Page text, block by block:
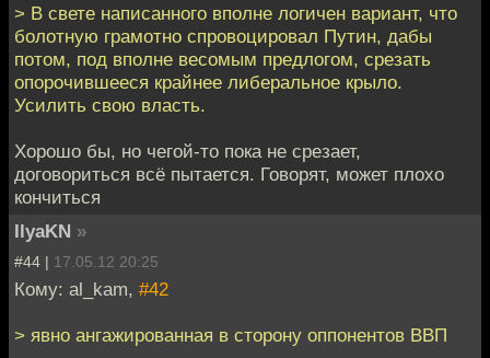
> В свете написанного вполне логичен вариант, что
болотную грамотно спровоцировал Путин, дабы
потом, под вполне весомым предлогом, срезать
опорочившееся крайнее либеральное крыло.
Усилить свою власть.
Хорошо бы, но чегой-то пока не срезает,
договориться всё пытается. Говорят, может плохо
кончиться
IlyaKN »
#44 | 17.05.12 20:25
Кому: al_kam, #42
> явно ангажированная в сторону оппонентов ВВП